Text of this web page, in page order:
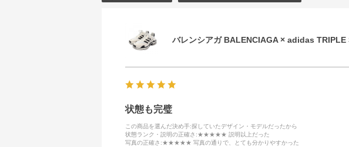
バレンシアガ BALENCIAGA × adidas TRIPLE
状態も完璧
この商品を選んだ決め手:探していたデザイン・モデルだったから
状態ランク・説明の正確さ :★★★★★ 説明以上だった
写真の正確さ :★★★★★ 写真の通りで、とても分かりやすかった